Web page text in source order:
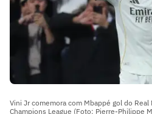
Vini Jr comemora com Mbappé gol do
Champions League (Foto: Pierre-Philippe